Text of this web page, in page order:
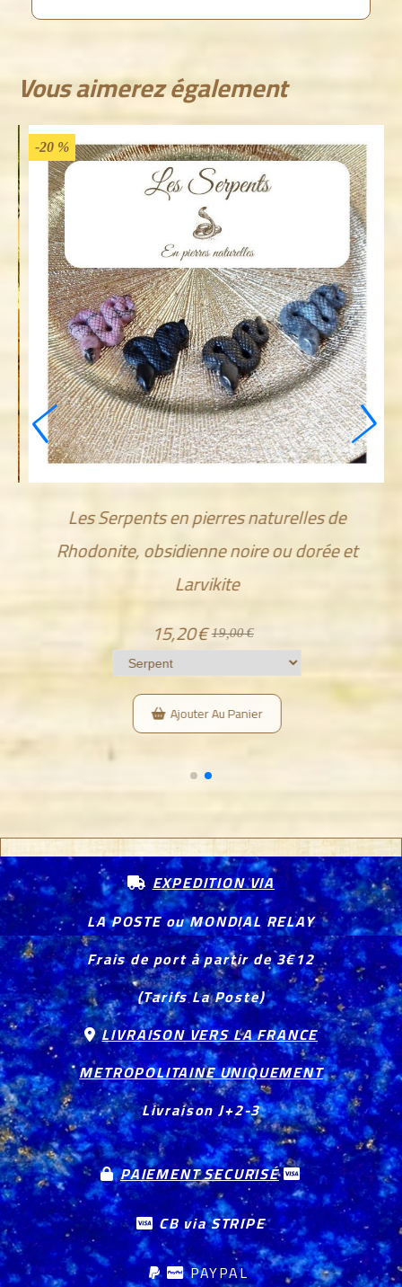
Vous aimerez également
-20 %
Scarabée en pierre naturelle en Larvikite
15,20€ 19,00€
Ajouter Au Panier
 EXPEDITION VIA
LA POSTE ou MONDIAL RELAY
Frais de port à partir de 3€12
(Tarifs La Poste)
LIVRAISON VERS LA FRANCE
METROPOLITAINE UNIQUEMENT
Livraison J+2-3
PAIEMENT SECURISÉ 
 CB via STRIPE
PAYPAL